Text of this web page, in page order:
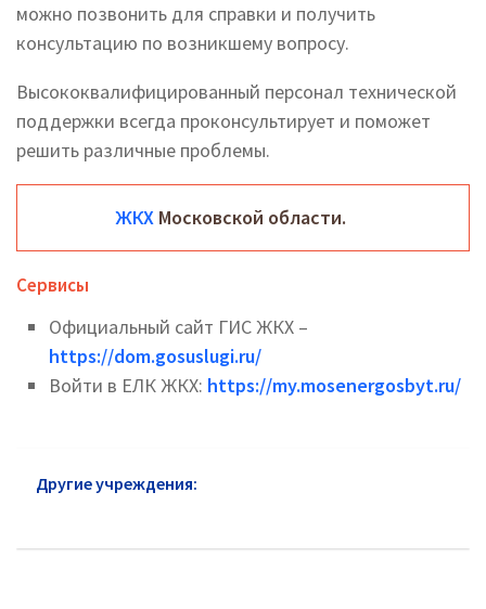
можно позвонить для справки и получить
консультацию по возникшему вопросу.
Высококвалифицированный персонал технической
поддержки всегда проконсультирует и поможет
решить различные проблемы.
ЖКХ Московской области.
Сервисы
Официальный сайт ГИС ЖКХ –
https://dom.gosuslugi.ru/
Войти в ЕЛК ЖКХ: https://my.mosenergosbyt.ru/
Другие учреждения: